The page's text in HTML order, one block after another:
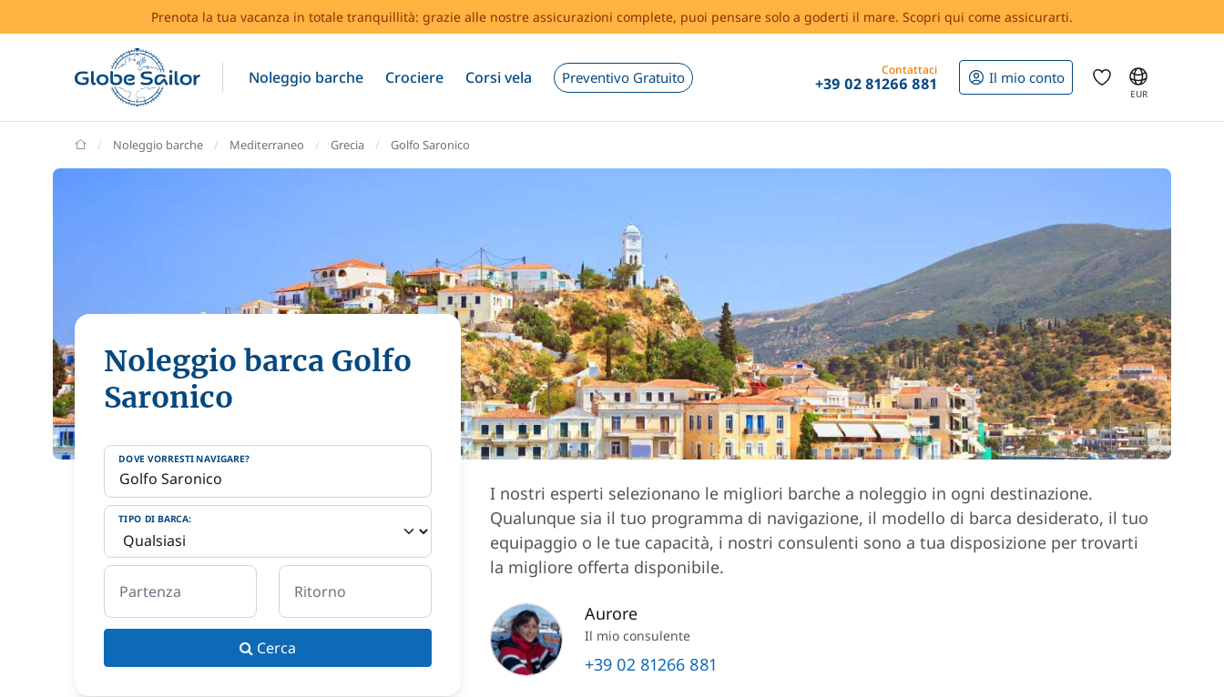
Prenota la tua vacanza in totale tranquillità: grazie alle nostre assicurazioni complete, puoi pensare solo a goderti il mare. Scopri qui come assicurarti.
Noleggio barche Crociere Corsi vela Preventivo Gratuito Contattaci
+39 02 81266 881 Il mio conto
EUR
GlobeSailor
Noleggio barche Mediterraneo Grecia Golfo Saronico
Noleggio barca Golfo
Saronico
DOVE VORRESTI NAVIGARE?
TIPO DI BARCA:
Partenza Ritorno
Cerca
I nostri esperti selezionano le migliori barche a noleggio in ogni destinazione.
Qualunque sia il tuo programma di navigazione, il modello di barca desiderato, il tuo
equipaggio o le tue capacità, i nostri consulenti sono a tua disposizione per trovarti
la migliore offerta disponibile.
Aurore
Il mio consulente
+39 02 81266 881